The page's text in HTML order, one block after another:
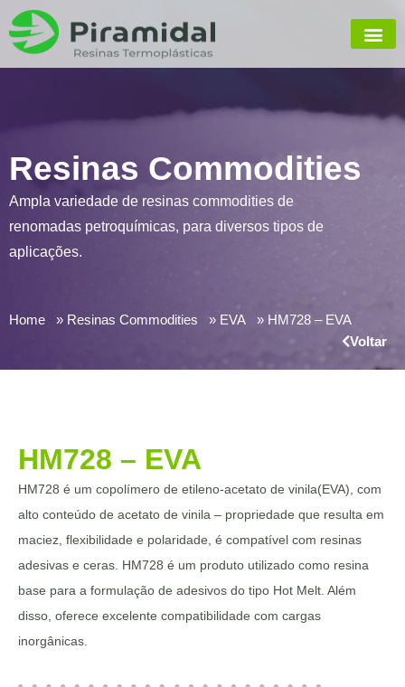
Resinas Commodities
Ampla variedade de resinas commodities de
renomadas petroquímicas, para diversos tipos de
aplicações.
Home Resinas Commodities EVA
HM728 – EVA
Voltar
HM728 – EVA
HM728 é um copolímero de etileno-acetato de vinila(EVA), com
alto conteúdo de acetato de vinila – propriedade que resulta em
maciez, flexibilidade e polaridade, é compatível com resinas
adesivas e ceras. HM728 é um produto utilizado como resina
base para a formulação de adesivos do tipo Hot Melt. Além
disso, oferece excelente compatibilidade com cargas
inorgânicas.